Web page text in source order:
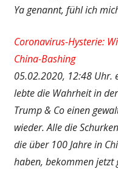
Ya genannt, fühl ich
Coronavirus-Hysterie:
China-Bashing
05.02.2020, 12:48 Uhr.
lebte die Wahrheit in
Trump & Co einen
wieder. Alle die
die über 100 Jahre in
haben, bekommen jetzt